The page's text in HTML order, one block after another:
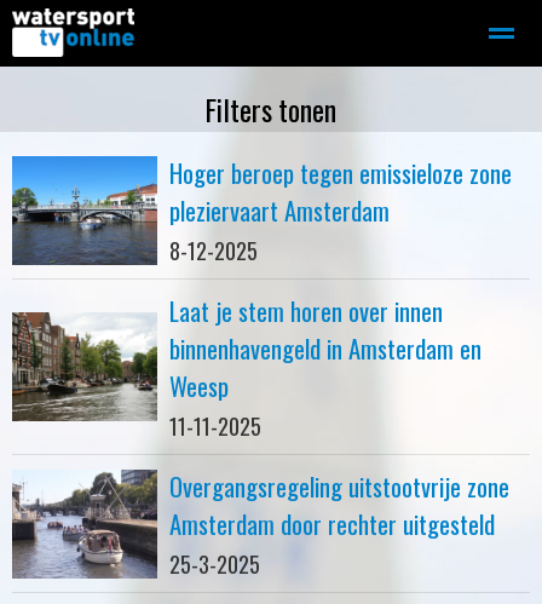
Motorboot-sloep Adverteren
Home
Filters tonen
Hoger beroep tegen emissieloze zone
pleziervaart Amsterdam
8-12-2025
Laat je stem horen over innen
binnenhavengeld in Amsterdam en
Weesp
11-11-2025
Overgangsregeling uitstootvrije zone
Amsterdam door rechter uitgesteld
25-3-2025